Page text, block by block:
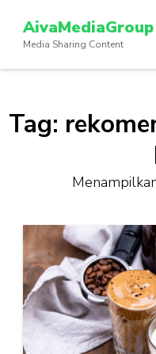
konten
(Tekan
AivaMediaGroup
Media Sharing Content
Tag: